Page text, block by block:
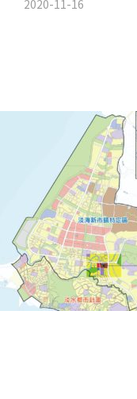
2020-11-16